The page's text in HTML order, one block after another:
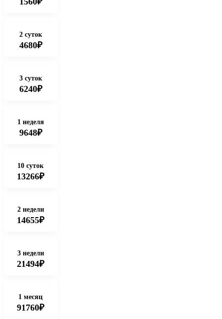
2 суток
4680₽
3 суток
6240₽
1 неделя
9648₽
10 суток
13266₽
2 недели
14655₽
3 недели
21494₽
1 месяц
91760₽